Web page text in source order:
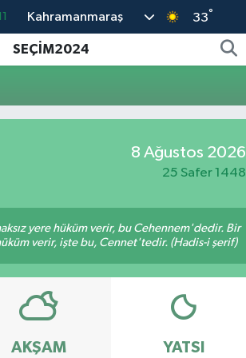
Kahramanmaraş 33°
SEÇİM2024
8 Ağustos 2026
25 Safer 1448
yere hüküm verir, bu Cehennem'dedir. Bir
verir, işte bu, Cennet'tedir. (Hadis-i şerif)
AKŞAM YATSI